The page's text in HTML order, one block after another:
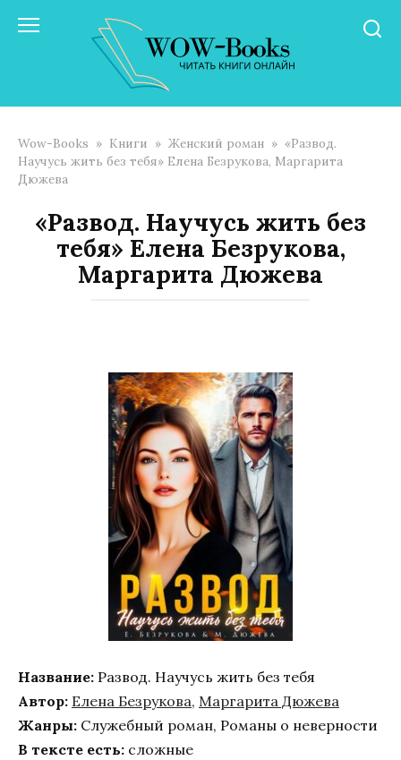
Wow-Books » Книги » Женский роман » «Развод.
Научусь жить без тебя» Елена Безрукова, Маргарита
Дюжева
«Развод. Научусь жить без
тебя» Елена Безрукова,
Маргарита Дюжева
Название: Развод. Научусь жить без тебя
Автор: Елена Безрукова, Маргарита Дюжева
Жанры: Служебный роман, Романы о неверности
В тексте есть: сложные